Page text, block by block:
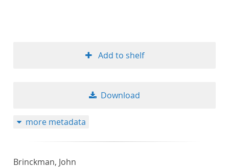
Add to shelf
Download
more metadata
Brinckman, John